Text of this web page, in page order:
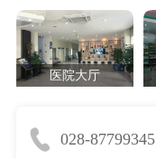
医院大厅
028-87799345